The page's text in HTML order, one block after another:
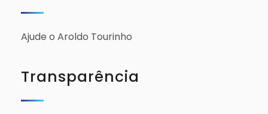
Ajude o Aroldo Tourinho
Transparência